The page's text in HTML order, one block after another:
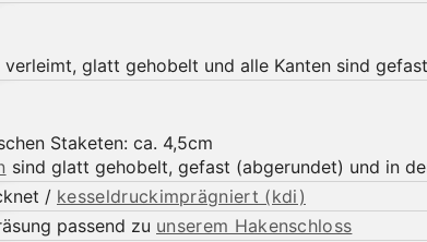
glatt gehobelt und alle Kanten sind
Staketen: ca. 4,5cm
sind glatt gehobelt, gefast (abgerundet) und in
/ kesseldruckimprägniert (kdi)
passend zu unserem Hakenschloss